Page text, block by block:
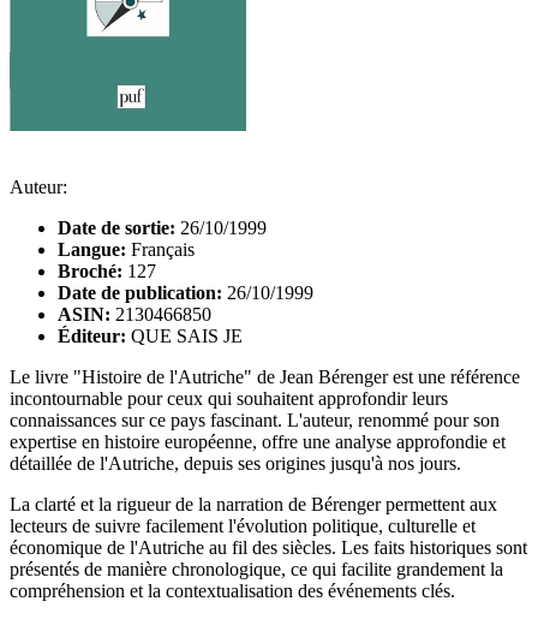
Auteur:
Date de sortie: 26/10/1999
Langue: Français
Broché: 127
Date de publication: 26/10/1999
ASIN: 2130466850
Éditeur: QUE SAIS JE
Le livre "Histoire de l'Autriche" de Jean Bérenger est une référence
incontournable pour ceux qui souhaitent approfondir leurs
connaissances sur ce pays fascinant. L'auteur, renommé pour son
expertise en histoire européenne, offre une analyse approfondie et
détaillée de l'Autriche, depuis ses origines jusqu'à nos jours.
La clarté et la rigueur de la narration de Bérenger permettent aux
lecteurs de suivre facilement l'évolution politique, culturelle et
économique de l'Autriche au fil des siècles. Les faits historiques sont
présentés de manière chronologique, ce qui facilite grandement la
compréhension et la contextualisation des événements clés.